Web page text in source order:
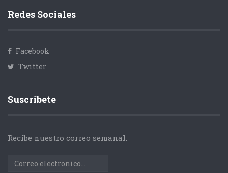
Redes Sociales
Facebook
Twitter
Suscríbete
Recibe nuestro correo semanal.